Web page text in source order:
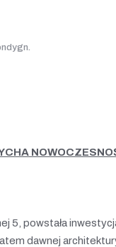
5, powstała
dawnej